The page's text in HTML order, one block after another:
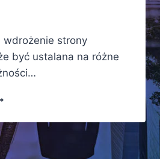
wdrożenie strony
być ustalana na różne